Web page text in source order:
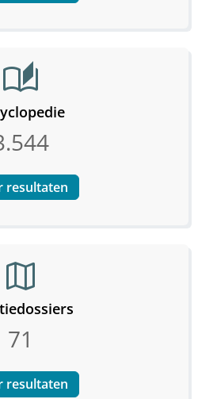
auto_stories
resultaten
map
71
resultaten